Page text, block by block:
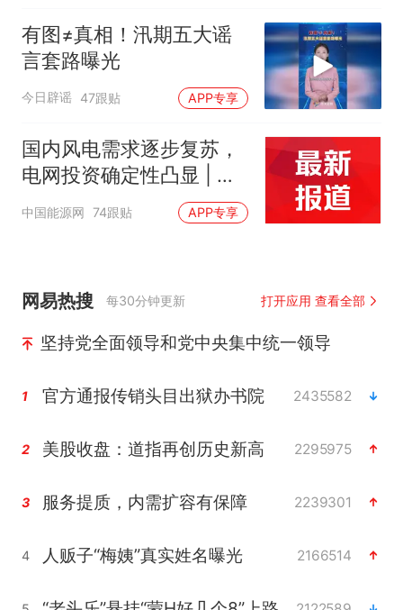
有图≠真相！汛期五大谣
言套路曝光
今日辟谣 47跟贴 APP专享
国内风电需求逐步复苏，
电网投资确定性凸显 | 投
研报告
中国能源网 74跟贴 APP专享
网易热搜 每30分钟更新 打开应用 查看全部
坚持党全面领导和党中央集中统一领导
1 官方通报传销头目出狱办书院 2435582
2 美股收盘：道指再创历史新高 2295975
3 服务提质，内需扩容有保障 2239301
4 人贩子“梅姨”真实姓名曝光 2166514